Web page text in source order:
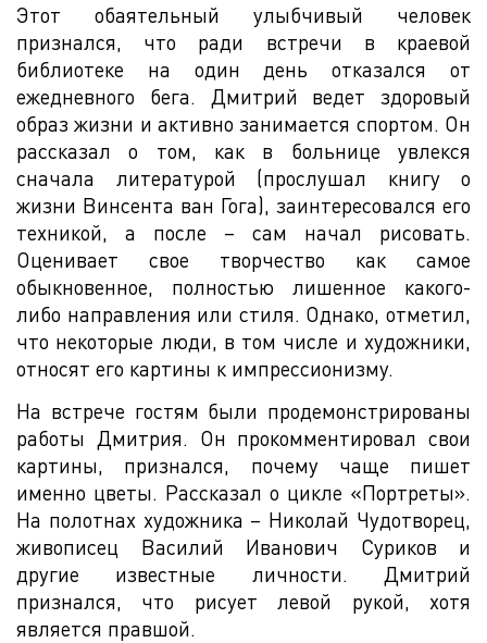
Этот обаятельный улыбчивый человек
признался, что ради встречи в краевой
библиотеке на один день отказался от
ежедневного бега. Дмитрий ведет здоровый
образ жизни и активно занимается спортом. Он
рассказал о том, как в больнице увлекся
сначала литературой (прослушал книгу о
жизни Винсента ван Гога), заинтересовался его
техникой, а после – сам начал рисовать.
Оценивает свое творчество как самое
обыкновенное, полностью лишенное какого-
либо направления или стиля. Однако, отметил,
что некоторые люди, в том числе и художники,
относят его картины к импрессионизму.
На встрече гостям были продемонстрированы
работы Дмитрия. Он прокомментировал свои
картины, признался, почему чаще пишет
именно цветы. Рассказал о цикле «Портреты».
На полотнах художника – Николай Чудотворец,
живописец Василий Иванович Суриков и
другие известные личности. Дмитрий
признался, что рисует левой рукой, хотя
является правшой.